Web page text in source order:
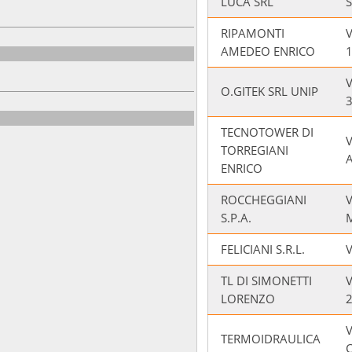
RIPAMONTI
AMEDEO ENRICO
O.GITEK SRL UNIP
TECNOTOWER DI
TORREGIANI
ENRICO
ROCCHEGGIANI
S.P.A.
FELICIANI S.R.L.
TL DI SIMONETTI
LORENZO
TERMOIDRAULICA